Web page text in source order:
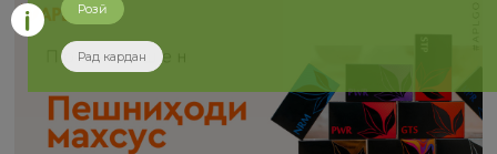
Розӣ
Рад кардан